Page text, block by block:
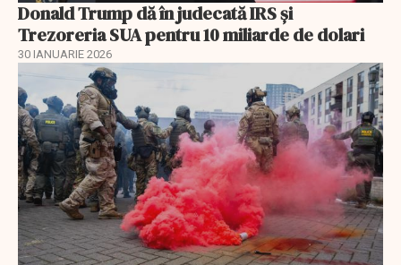
Donald Trump dă în judecată IRS și
Trezoreria SUA pentru 10 miliarde de dolari
30 IANUARIE 2026